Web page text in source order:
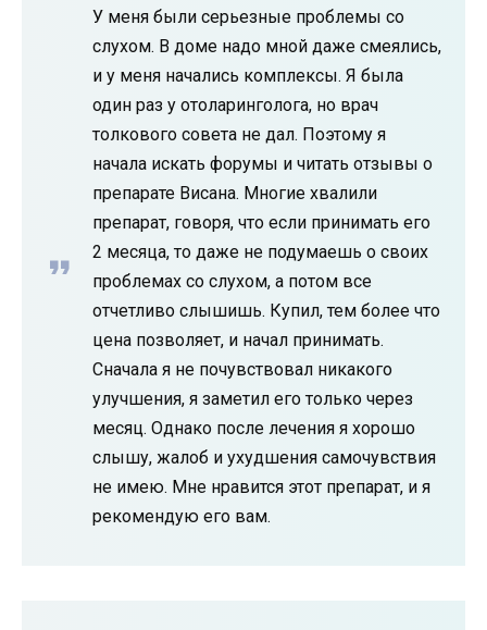
У меня были серьезные проблемы со
слухом. В доме надо мной даже смеялись,
и у меня начались комплексы. Я была
один раз у отоларинголога, но врач
толкового совета не дал. Поэтому я
начала искать форумы и читать отзывы о
препарате Висана. Многие хвалили
препарат, говоря, что если принимать его
2 месяца, то даже не подумаешь о своих
проблемах со слухом, а потом все
отчетливо слышишь. Купил, тем более что
цена позволяет, и начал принимать.
Сначала я не почувствовал никакого
улучшения, я заметил его только через
месяц. Однако после лечения я хорошо
слышу, жалоб и ухудшения самочувствия
не имею. Мне нравится этот препарат, и я
рекомендую его вам.